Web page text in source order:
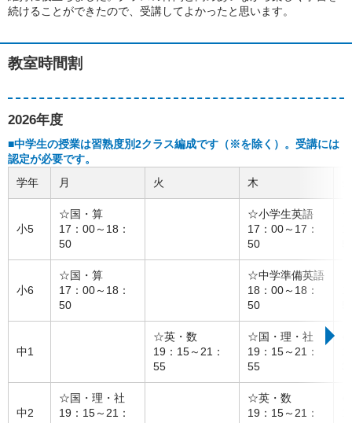
続けることができたので、受講してよかったと思います。
教室時間割
2026年度
■中学生の授業は習熟度別2クラス編成です（※を除く）。受講には
認定が必要です。
学年
月 火 木
小5
☆国・算
17：00～18：
50
☆小学生英語
17：00～17：
50
小6
☆国・算
17：00～18：
50
☆中学準備英語
18：00～18：
50
中1
☆英・数
19：15～21：
55
☆国・理・社
19：15～21：
55
中2
☆国・理・社
19：15～21：
☆英・数
19：15～21：